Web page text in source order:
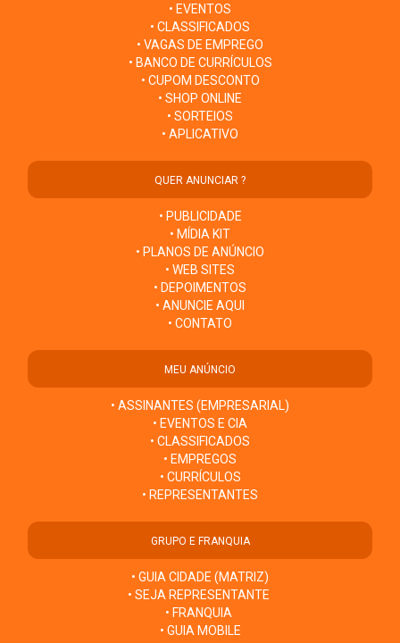
• EVENTOS
• CLASSIFICADOS
• VAGAS DE EMPREGO
• BANCO DE CURRÍCULOS
• CUPOM DESCONTO
• SHOP ONLINE
• SORTEIOS
• APLICATIVO
QUER ANUNCIAR ?
• PUBLICIDADE
• MÍDIA KIT
• PLANOS DE ANÚNCIO
• WEB SITES
• DEPOIMENTOS
• ANUNCIE AQUI
• CONTATO
MEU ANÚNCIO
• ASSINANTES (EMPRESARIAL)
• EVENTOS E CIA
• CLASSIFICADOS
• EMPREGOS
• CURRÍCULOS
• REPRESENTANTES
GRUPO E FRANQUIA
• GUIA CIDADE (MATRIZ)
• SEJA REPRESENTANTE
• FRANQUIA
• GUIA MOBILE